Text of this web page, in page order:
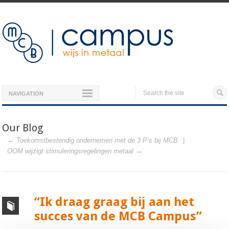
NAVIGATION
Our Blog
Toekomstbestendig ondernemen met de 3 P’s bij MCB
OOM wijzigt stimuleringsregelingen metaal
“Ik draag graag bij aan het
succes van de MCB Campus”